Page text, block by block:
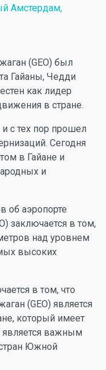
Амстердам,
(GEO) был
Гайаны, Чедди
как лидер
в стране.
с тех пор прошел
Сегодня
в Гайане и
и
об аэропорте
заключается в том,
над уровнем
высоких
в том, что
(GEO) является
который имеет
является важным
Южной